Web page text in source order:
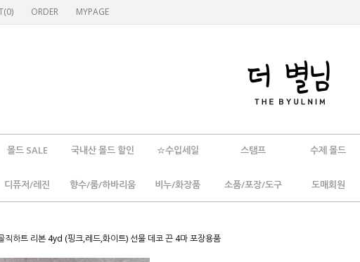
0) ORDER MYPAGE
몰드 SALE 국내산 몰드 할인 ☆수입세일 스탬프 수제 몰드
디퓨저/레진 향수/룸/하바리움 비누/화장품 소품/포장/도구 도매회원
직하트 리본 4yd (핑크,레드,화이트) 선물 데코 끈 4마 포장용품